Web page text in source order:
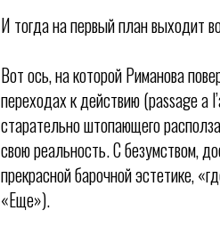
И тогда на первый план выходит
Вот ось, на которой Риманова
переходах к действию (passage a
старательно штопающего
свою реальность. С безумством,
прекрасной барочной эстетике,
«Еще»).